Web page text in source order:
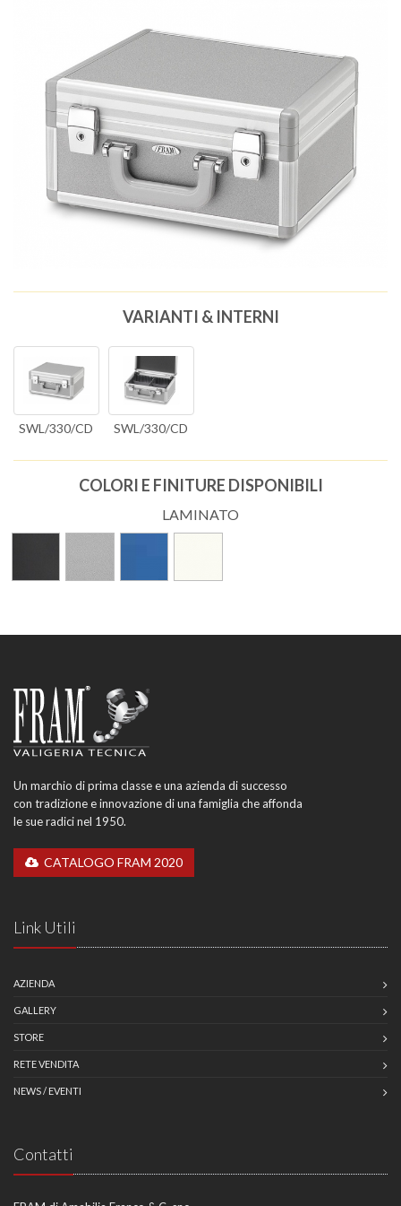
VARIANTI & INTERNI
SWL/330/CD SWL/330/CD
COLORI E FINITURE DISPONIBILI
LAMINATO
Un marchio di prima classe e una azienda di successo
con tradizione e innovazione di una famiglia che affonda
le sue radici nel 1950.
CATALOGO FRAM 2020
Link Utili
AZIENDA
GALLERY
STORE
RETE VENDITA
NEWS / EVENTI
Contatti